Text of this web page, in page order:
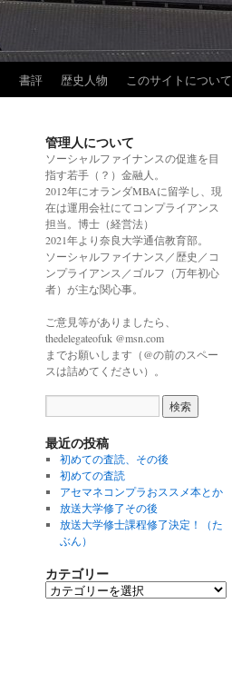
書評 歴史人物 このサイトについて
管理人について
ソーシャルファイナンスの促進を目
指す若手（？）金融人。
2012年にオランダMBAに留学し、現
在は運用会社にてコンプライアンス
担当。博士（経営法）
2021年より奈良大学通信教育部。
ソーシャルファイナンス／歴史／コ
ンプライアンス／ゴルフ（万年初心
者）が主な関心事。
ご意見等がありましたら、
thedelegateofuk @msn.com
までお願いします（@の前のスペー
スは詰めてください）。
最近の投稿
初めての査読、その後
初めての査読
アセマネコンプラおススメ本とか
放送大学修了その後
放送大学修士課程修了決定！（た
ぶん）
カテゴリー
カ